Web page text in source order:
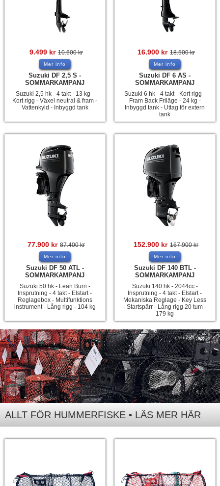
9.499kr 10.600kr
Mer info
Suzuki DF 2,5 S -
SOMMARKAMPANJ
Suzuki 2,5 hk - 4 takt - 13 kg -
Kort rigg - Växel neutral & fram -
Vattenkyld - Inbyggd tank
16.900kr 18.500kr
Mer info
Suzuki DF 6 AS -
SOMMARKAMPANJ
Suzuki 6 hk - 4 takt - Kort rigg -
Fram Back Friläge - 24 kg -
Inbyggd tank - Uttag för extern
tank
77.900kr 87.400kr
Mer info
Suzuki DF 50 ATL -
SOMMARKAMPANJ
Suzuki 50 hk - Lean Burn -
Insprutning - 4 takt - Elstart -
Reglagebox - Multifunktions
instrument - Lång rigg - 104 kg
152.900 kr 167.900kr
Mer info
Suzuki DF 140 BTL -
SOMMARKAMPANJ
Suzuki 140 hk - 2044cc -
Insprutning - 4 takt - Elstart -
Mekaniska Reglage - Key Less
- Startspärr - Lång rigg 20 tum -
179 kg
ALLT FÖR HUMMERFISKE • LÄS MER HÄR